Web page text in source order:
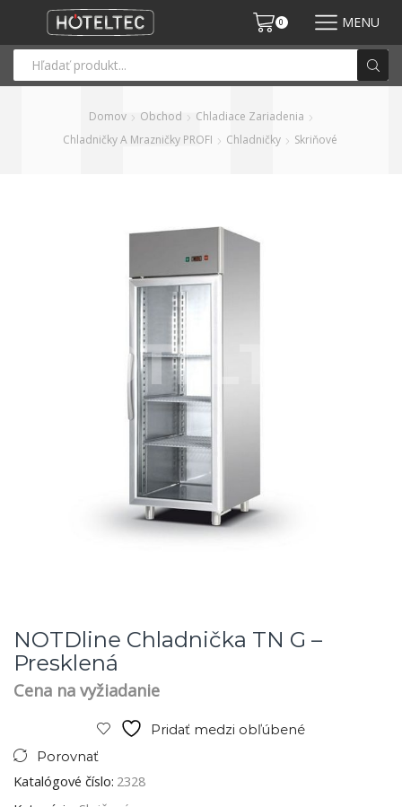
0 MENU
Domov Obchod
Chladiace Zariadenia
Chladničky A Mrazničky PROFI
Chladničky Skriňové
NOTDline Chladnička TN G –
Presklená
Cena na vyžiadanie
Pridať medzi obľúbené
Porovnať
Katalógové číslo: 2328